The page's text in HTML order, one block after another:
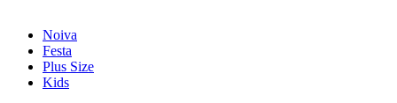
Noiva
Festa
Plus Size
Kids